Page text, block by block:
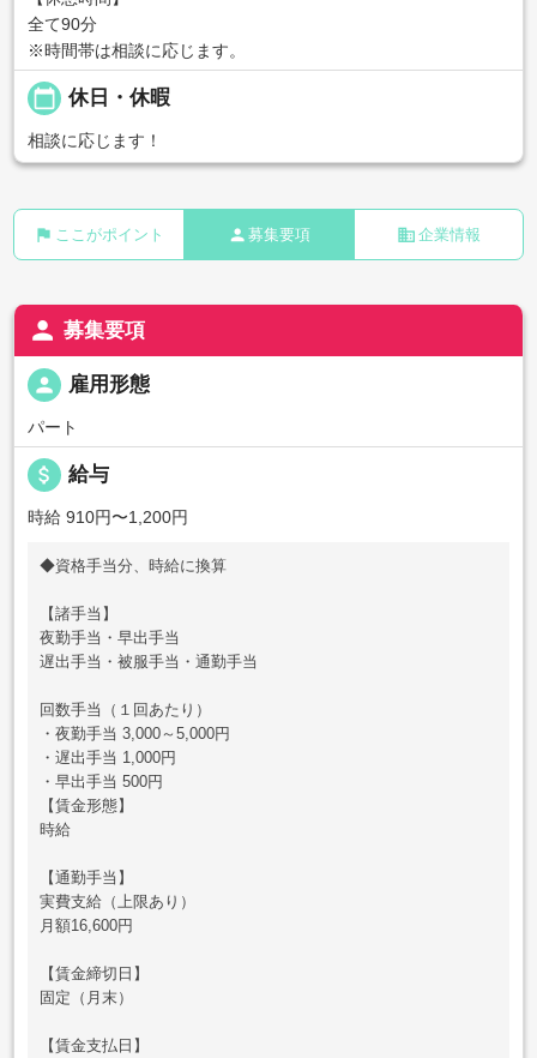
全て90分
※時間帯は相談に応じます。
calendar_today 休日・休暇
相談に応じます！
flag ここがポイント person 募集要項 business 企業情報
person 募集要項
person 雇用形態
パート
attach_money 給与
時給 910円〜1,200円
◆資格手当分、時給に換算
【諸手当】
夜勤手当・早出手当
遅出手当・被服手当・通勤手当
回数手当（１回あたり）
・夜勤手当 3,000～5,000円
・遅出手当 1,000円
・早出手当 500円
【賃金形態】
時給
【通勤手当】
実費支給（上限あり）
月額16,600円
【賃金締切日】
固定（月末）
【賃金支払日】